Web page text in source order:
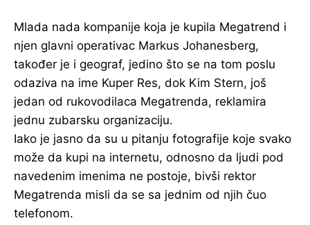
Mlada nada kompanije koja je kupila Megatrend i
njen glavni operativac Markus Johanesberg,
također je i geograf, jedino što se na tom poslu
odaziva na ime Kuper Res, dok Kim Stern, još
jedan od rukovodilaca Megatrenda, reklamira
jednu zubarsku organizaciju.
Iako je jasno da su u pitanju fotografije koje svako
može da kupi na internetu, odnosno da ljudi pod
navedenim imenima ne postoje, bivši rektor
Megatrenda misli da se sa jednim od njih čuo
telefonom.